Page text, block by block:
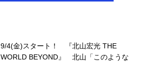
9/4(金)スタート！ 『北山宏光 THE
WORLD BEYOND』 北山「このような